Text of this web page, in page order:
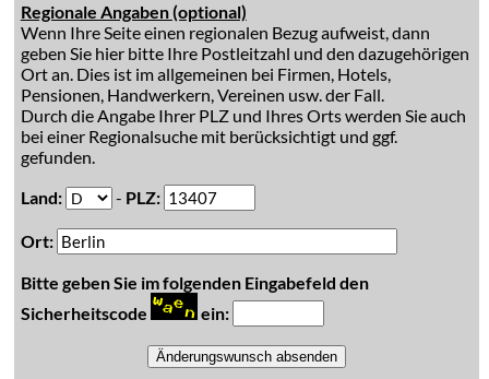
Regionale Angaben (optional)
Wenn Ihre Seite einen regionalen Bezug aufweist, dann
geben Sie hier bitte Ihre Postleitzahl und den dazugehörigen
Ort an. Dies ist im allgemeinen bei Firmen, Hotels,
Pensionen, Handwerkern, Vereinen usw. der Fall.
Durch die Angabe Ihrer PLZ und Ihres Orts werden Sie auch
bei einer Regionalsuche mit berücksichtigt und ggf.
gefunden.
Land:
- PLZ:
Ort:
Bitte geben Sie im folgenden Eingabefeld den
Sicherheitscode
ein: